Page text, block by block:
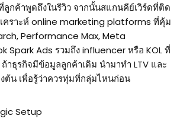
กค้าพูดถึงในรีวิว จากนั้นสแกนคีย์เวิร์ดที่ติด
คราะห์ online marketing platforms ที่คุ้ม
Performance Max, Meta
Spark Ads รวมถึง influencer หรือ KOL ที่
ธุรกิจมีข้อมูลลูกค้าเดิม นำมาทำ LTV และ
ต้น เพื่อรู้ว่าควรทุ่มที่กลุ่มไหนก่อน
Setup